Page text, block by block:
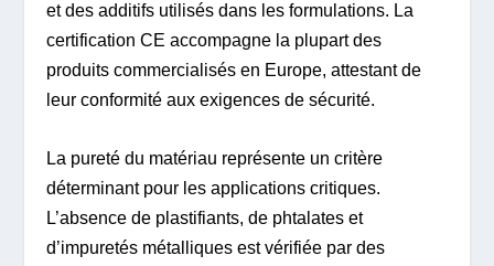
et des additifs utilisés dans les formulations. La
certification CE accompagne la plupart des
produits commercialisés en Europe, attestant de
leur conformité aux exigences de sécurité.
La pureté du matériau représente un critère
déterminant pour les applications critiques.
L’absence de plastifiants, de phtalates et
d’impuretés métalliques est vérifiée par des